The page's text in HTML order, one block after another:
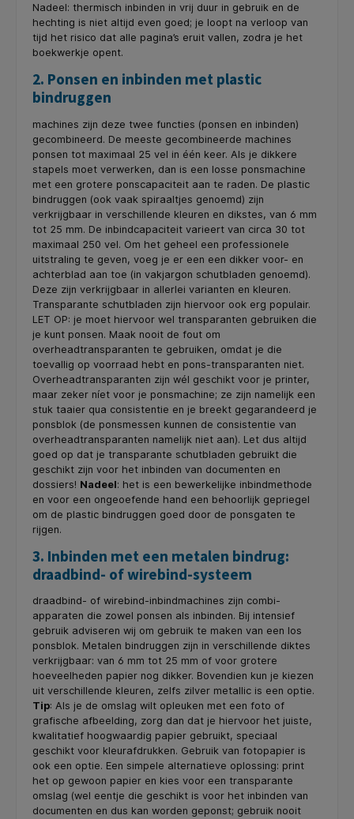
Nadeel: thermisch inbinden in vrij duur in gebruik en de
hechting is niet altijd even goed; je loopt na verloop van
tijd het risico dat alle pagina’s eruit vallen, zodra je het
boekwerkje opent.
2. Ponsen en inbinden met plastic
bindruggen
machines zijn deze twee functies (ponsen en inbinden)
gecombineerd. De meeste gecombineerde machines
ponsen tot maximaal 25 vel in één keer. Als je dikkere
stapels moet verwerken, dan is een losse ponsmachine
met een grotere ponscapaciteit aan te raden. De plastic
bindruggen (ook vaak spiraaltjes genoemd) zijn
verkrijgbaar in verschillende kleuren en dikstes, van 6 mm
tot 25 mm. De inbindcapaciteit varieert van circa 30 tot
maximaal 250 vel. Om het geheel een professionele
uitstraling te geven, voeg je er een een dikker voor- en
achterblad aan toe (in vakjargon schutbladen genoemd).
Deze zijn verkrijgbaar in allerlei varianten en kleuren.
Transparante schutbladen zijn hiervoor ook erg populair.
LET OP: je moet hiervoor wel transparanten gebruiken die
je kunt ponsen. Maak nooit de fout om
overheadtransparanten te gebruiken, omdat je die
toevallig op voorraad hebt en pons-transparanten niet.
Overheadtransparanten zijn wél geschikt voor je printer,
maar zeker níet voor je ponsmachine; ze zijn namelijk een
stuk taaier qua consistentie en je breekt gegarandeerd je
ponsblok (de ponsmessen kunnen de consistentie van
overheadtransparanten namelijk niet aan). Let dus altijd
goed op dat je transparante schutbladen gebruikt die
geschikt zijn voor het inbinden van documenten en
dossiers! Nadeel: het is een bewerkelijke inbindmethode
en voor een ongeoefende hand een behoorlijk gepriegel
om de plastic bindruggen goed door de ponsgaten te
rijgen.
3. Inbinden met een metalen bindrug:
draadbind- of wirebind-systeem
draadbind- of wirebind-inbindmachines zijn combi-
apparaten die zowel ponsen als inbinden. Bij intensief
gebruik adviseren wij om gebruik te maken van een los
ponsblok. Metalen bindruggen zijn in verschillende diktes
verkrijgbaar: van 6 mm tot 25 mm of voor grotere
hoeveelheden papier nog dikker. Bovendien kun je kiezen
uit verschillende kleuren, zelfs zilver metallic is een optie.
Tip: Als je de omslag wilt opleuken met een foto of
grafische afbeelding, zorg dan dat je hiervoor het juiste,
kwalitatief hoogwaardig papier gebruikt, speciaal
geschikt voor kleurafdrukken. Gebruik van fotopapier is
ook een optie. Een simpele alternatieve oplossing: print
het op gewoon papier en kies voor een transparante
omslag (wel eentje die geschikt is voor het inbinden van
documenten en dus kan worden geponst; gebruik nooit